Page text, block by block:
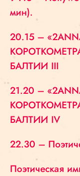
мин).
20.15 –
БАЛТИИ III
21.20 –
БАЛТИИ IV
22.30 –
Поэтическая